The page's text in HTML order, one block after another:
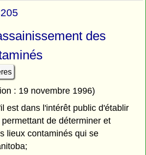
des
: 19 novembre 1996)
est dans l'intérêt public d'établir
de déterminer et
lieux contaminés qui se